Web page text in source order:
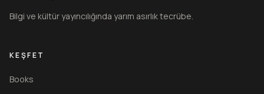
Bilgi ve kültür yayıncılığında yarım asırlık tecrübe.
KEŞFET
Books